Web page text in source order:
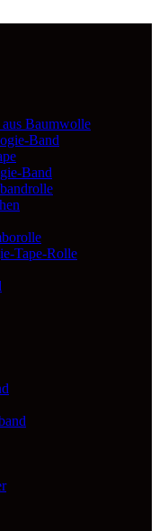
Baumwolle
Band
Band
Tape-Rolle